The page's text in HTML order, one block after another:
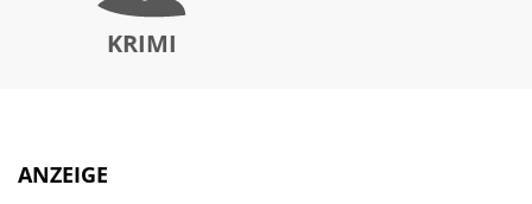
KRIMI
ANZEIGE